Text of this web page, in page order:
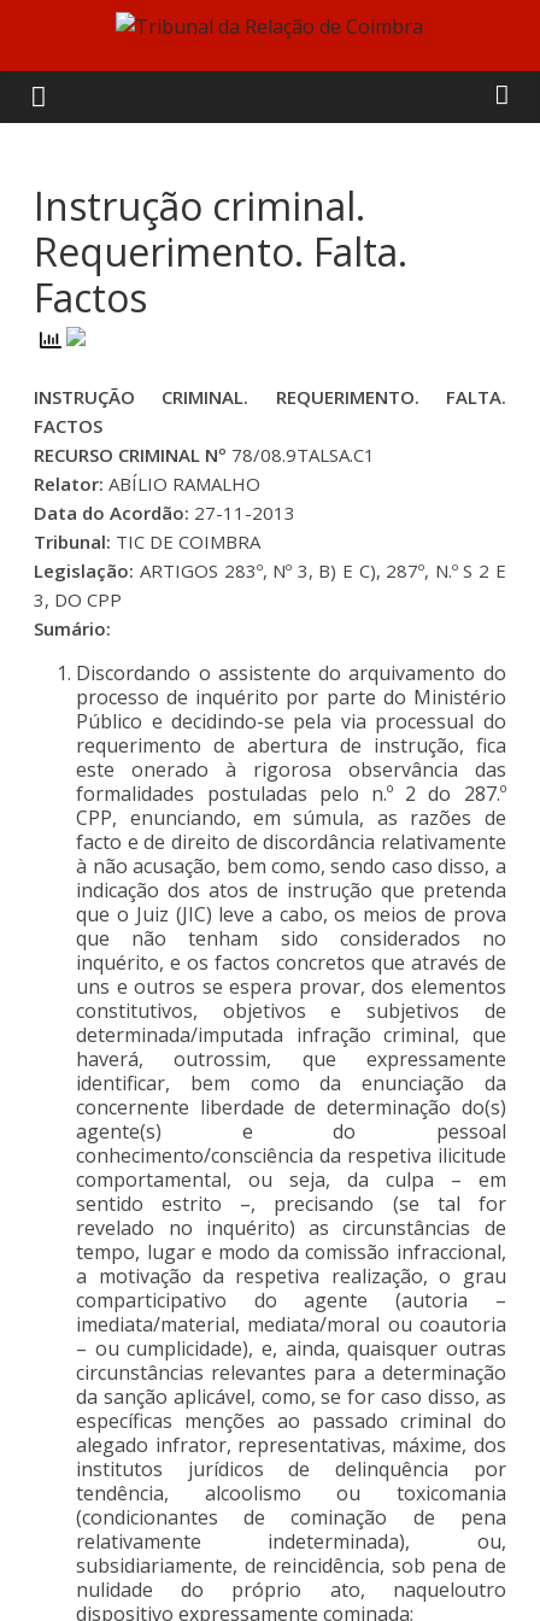
content
Tribunal
da
Relação
de
Coimbra
Instrução criminal.
Requerimento. Falta.
Factos
INSTRUÇÃO CRIMINAL. REQUERIMENTO. FALTA.
FACTOS
RECURSO CRIMINAL Nº 78/08.9TALSA.C1
Relator:ABÍLIO RAMALHO
Data do Acordão: 27-11-2013
Tribunal: TIC DE COIMBRA
Legislação: ARTIGOS 283º, Nº 3, B) E C), 287º, N.º S 2 E
3, DO CPP
Sumário:
Discordando o assistente do arquivamento do
processo de inquérito por parte do Ministério
Público e decidindo-se pela via processual do
requerimento de abertura de instrução, fica
este onerado à rigorosa observância das
formalidades postuladas pelo n.º 2 do 287.º
CPP, enunciando, em súmula, as razões de
facto e de direito de discordância relativamente
à não acusação, bem como, sendo caso disso, a
indicação dos atos de instrução que pretenda
que o Juiz (JIC) leve a cabo, os meios de prova
que não tenham sido considerados no
inquérito, e os factos concretos que através de
uns e outros se espera provar, dos elementos
constitutivos, objetivos e subjetivos de
determinada/imputada infração criminal, que
haverá, outrossim, que expressamente
identificar, bem como da enunciação da
concernente liberdade de determinação do(s)
agente(s) e do pessoal
conhecimento/consciência da respetiva ilicitude
comportamental, ou seja, da culpa – em
sentido estrito –, precisando (se tal for
revelado no inquérito) as circunstâncias de
tempo, lugar e modo da comissão infraccional,
a motivação da respetiva realização, o grau
comparticipativo do agente (autoria –
imediata/material, mediata/moral ou coautoria
– ou cumplicidade), e, ainda, quaisquer outras
circunstâncias relevantes para a determinação
da sanção aplicável, como, se for caso disso, as
específicas menções ao passado criminal do
alegado infrator, representativas, máxime, dos
institutos jurídicos de delinquência por
tendência, alcoolismo ou toxicomania
(condicionantes de cominação de pena
relativamente indeterminada), ou,
subsidiariamente, de reincidência, sob pena de
nulidade do próprio ato, naqueloutro
dispositivo expressamente cominada;